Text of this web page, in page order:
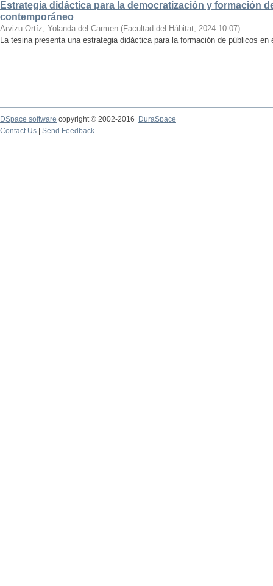
Estrategia didáctica para la democratización y formación
contemporáneo
Arvizu Ortíz, Yolanda del Carmen (Facultad del Hábitat, 2024-10-07)
La tesina presenta una estrategia didáctica para la formación de públicos en
DSpace software copyright © 2002-2016
DuraSpace
Contact Us
Send Feedback